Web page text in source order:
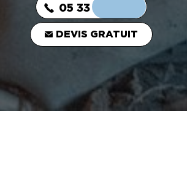
05 33 06 03 16
DEVIS GRATUIT